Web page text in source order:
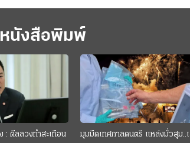
นังสือพิมพ์
: ดีลลวงทำสะเทือน
มุมมืดเทศกาลดนตรี แหล่งมั่วสุม..